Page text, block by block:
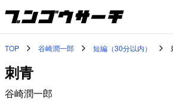
TOP 谷崎潤一郎 短編（30分以内）
刺青
谷崎潤一郎